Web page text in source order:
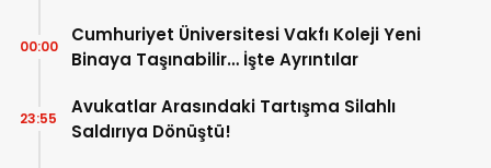
Cumhuriyet Üniversitesi Vakfı Koleji Yeni
Binaya Taşınabilir… İşte Ayrıntılar
00:00
Avukatlar Arasındaki Tartışma Silahlı
Saldırıya Dönüştü!
23:55